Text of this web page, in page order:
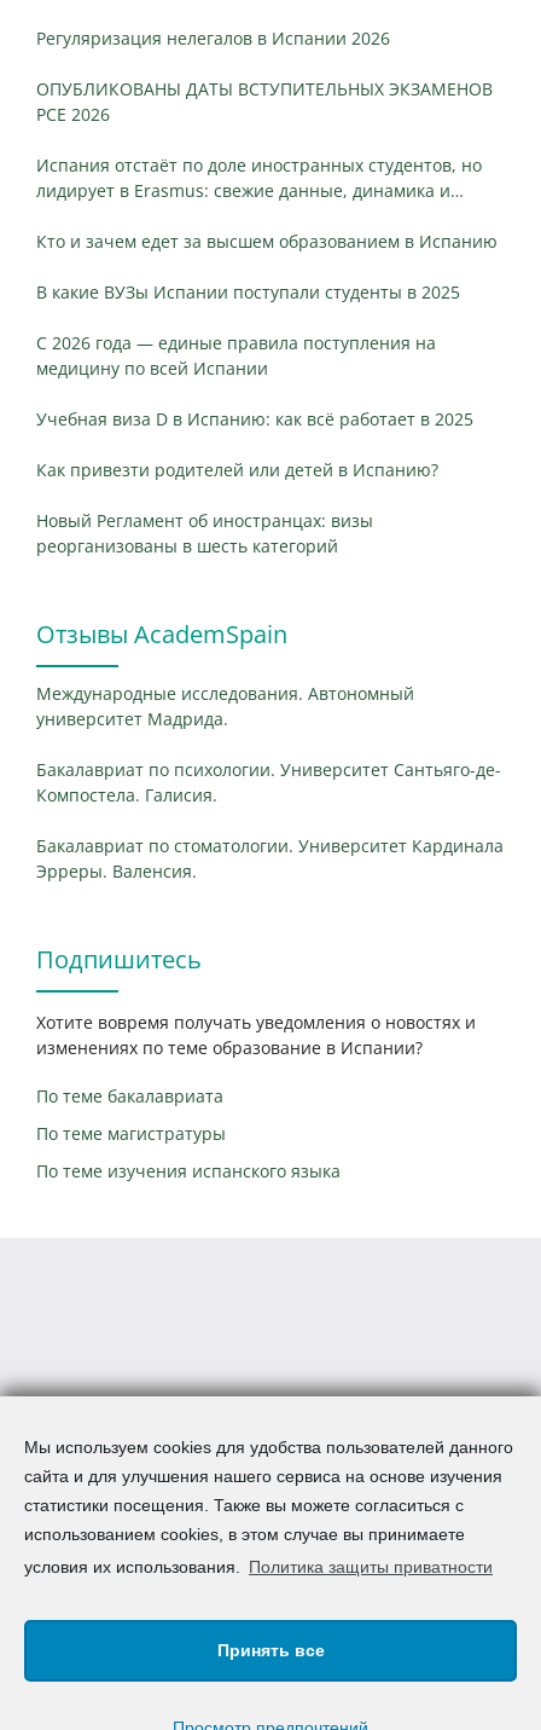
Мы используем cookies для удобства пользователей данного
сайта и для улучшения нашего сервиса на основе изучения
статистики посещения. Также вы можете согласиться с
использованием cookies, в этом случае вы принимаете
условия их использования.
Политика защиты приватности
Принять все
Регуляризация нелегалов в Испании 2026
ОПУБЛИКОВАНЫ ДАТЫ ВСТУПИТЕЛЬНЫХ ЭКЗАМЕНОВ
PCE 2026
Испания отстаёт по доле иностранных студентов, но
лидирует в Erasmus: свежие данные, динамика и
Кто и зачем едет за высшем образованием в Испанию
В какие ВУЗы Испании поступали студенты в 2025
С 2026 года — единые правила поступления на
медицину по всей Испании
Учебная виза D в Испанию: как всё работает в 2025
Как привезти родителей или детей в Испанию?
Новый Регламент об иностранцах: визы
реорганизованы в шесть категорий
Отзывы AcademSpain
Международные исследования. Автономный
университет Мадрида.
Бакалавриат по психологии. Университет Сантьяго-де-
Компостела. Галисия.
Бакалавриат по стоматологии. Университет Кардинала
Эрреры. Валенсия.
Подпишитесь
Хотите вовремя получать уведомления о новостях и
изменениях по теме образование в Испании?
По теме бакалавриата
По теме магистратуры
По теме изучения испанского языка
Авторское право © 2008-2026 AcademSpain S.L. | Все
Карта сайта| Правовая информация